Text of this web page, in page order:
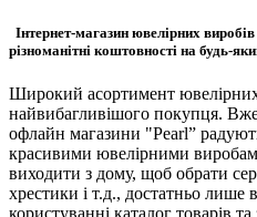
Інтернет-магазин ювелірних
різноманітні коштовності на будь-
Широкий асортимент
найвибагливішого покупця.
офлайн магазини "Pearl”
красивими ювелірними
виходити з дому, щоб обрати
хрестики і т.д., достатньо лише